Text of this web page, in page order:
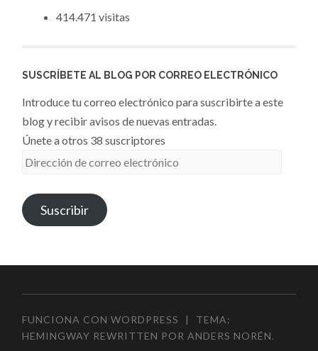
414.471 visitas
SUSCRÍBETE AL BLOG POR CORREO ELECTRÓNICO
Introduce tu correo electrónico para suscribirte a este
blog y recibir avisos de nuevas entradas.
Únete a otros 38 suscriptores
Dirección
correo
electrónico
Suscribir
FUNCIONA CON WORDPRESS |
TEMA:
HEMINGWAY REWRITTEN PORANDERS NORÉN.